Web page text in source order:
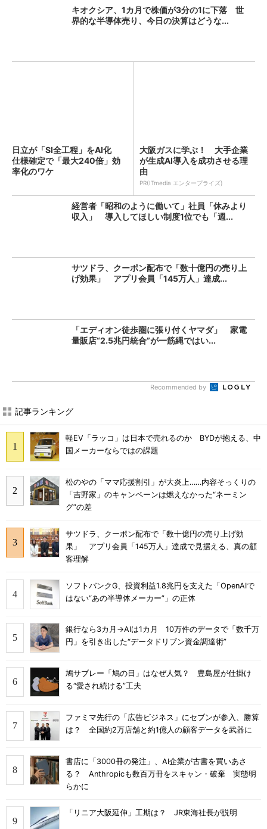
キオクシア、1カ月で株価が3分の1に下落 世
界的な半導体売り、今日の決算はどうな...
日立が「SI全工程」をAI化
仕様確定で「最大240倍」効
率化のワケ
大阪ガスに学ぶ！ 大手企業
が生成AI導入を成功させる理
由
PR(ITmedia エンタープライズ)
経営者「昭和のように働いて」社員「休みより
収入」 導入してほしい制度1位でも「週...
サツドラ、クーポン配布で「数十億円の売り上
げ効果」 アプリ会員「145万人」達成...
「エディオン徒歩圏に張り付くヤマダ」 家電
量販店“2.5兆円統合”が一筋縄ではい...
Recommended by
記事ランキング
軽EV「ラッコ」は日本で売れるのか BYDが抱える、中
国メーカーならではの課題
松のやの「ママ応援割引」が大炎上……内容そっくりの
「吉野家」のキャンペーンは燃えなかった“ネーミン
グ”の差
サツドラ、クーポン配布で「数十億円の売り上げ効
果」 アプリ会員「145万人」達成で見据える、真の顧
客理解
ソフトバンクG、投資利益1.8兆円を支えた「OpenAIで
はない“あの半導体メーカー”」の正体
銀行なら3カ月→AIは1カ月 10万件のデータで「数千万
円」を引き出した“データドリブン資金調達術”
鳩サブレー「鳩の日」はなぜ人気？ 豊島屋が仕掛け
る“愛され続ける”工夫
ファミマ先行の「広告ビジネス」にセブンが参入、勝算
は？ 全国約2万店舗と約1億人の顧客データを武器に
書店に「3000冊の発注」、AI企業が古書を買いあさ
る？ Anthropicも数百万冊をスキャン・破棄 実態明
らかに
「リニア大阪延伸」工期は？ JR東海社長が説明